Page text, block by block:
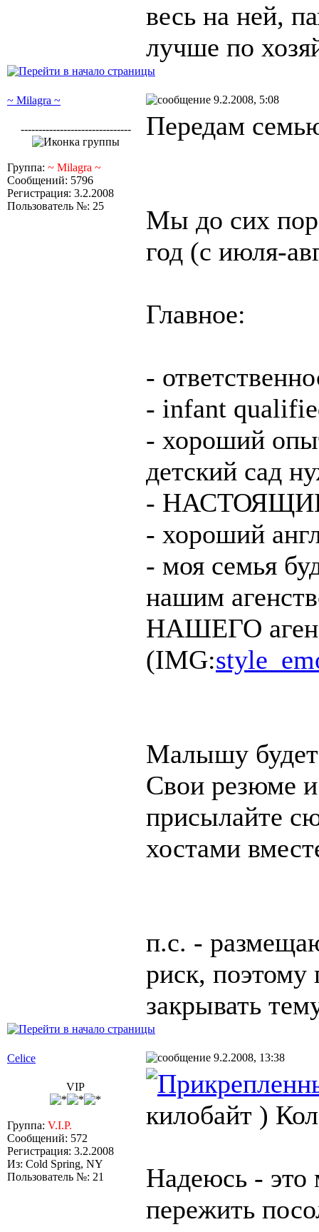
весь на ней,
лучше по
~ Milagra ~ 9.2.2008, 5:08
-------------------------------
Группа: ~ Milagra ~
Сообщений: 5796
Регистрация: 3.2.2008
Пользователь №: 25
Передам
Мы до сих
год (с июля-
Главное:
-
- infant
- хороший
детский сад
- НАСТОЯЩИЙ
- хороший
- моя семья
нашим
НАШЕГО
(IMG:
Малышу будет
Свои резюме
присылайте
хостами
п.с. -
риск, поэтому
закрывать
Celice 9.2.2008, 13:38
VIP
Группа: V.I.P.
Сообщений: 572
Регистрация: 3.2.2008
Из: Cold Spring, NY
Пользователь №: 21
килобайт )
Надеюсь - это
пережить